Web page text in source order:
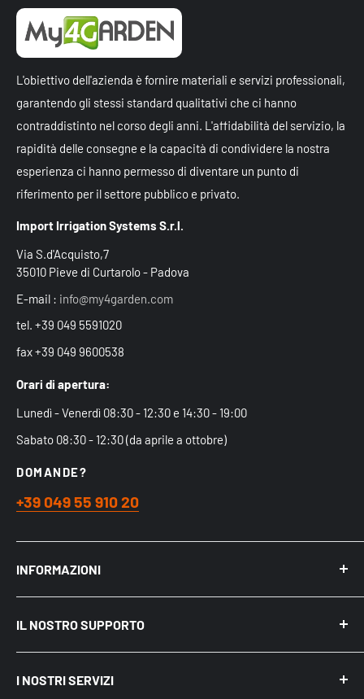
L'obiettivo dell'azienda è fornire materiali e servizi professionali,
garantendo gli stessi standard qualitativi che ci hanno
contraddistinto nel corso degli anni. L'affidabilità del servizio, la
rapidità delle consegne e la capacità di condividere la nostra
esperienza ci hanno permesso di diventare un punto di
riferimento per il settore pubblico e privato.
Import Irrigation Systems S.r.l.
Via S.d'Acquisto,7
35010 Pieve di Curtarolo - Padova
E-mail : info@my4garden.com
tel. +39 049 5591020
fax +39 049 9600538
Orari di apertura:
Lunedì - Venerdì 08:30 - 12:30 e 14:30 - 19:00
Sabato 08:30 - 12:30 (da aprile a ottobre)
DOMANDE?
+39 049 55 910 20
INFORMAZIONI
Chi siamo
Acquistare nel Negozio Fisico
Spedizioni
Politica sulla riservatezza
IL NOSTRO SUPPORTO
Mio Account
Recensioni
I NOSTRI SERVIZI